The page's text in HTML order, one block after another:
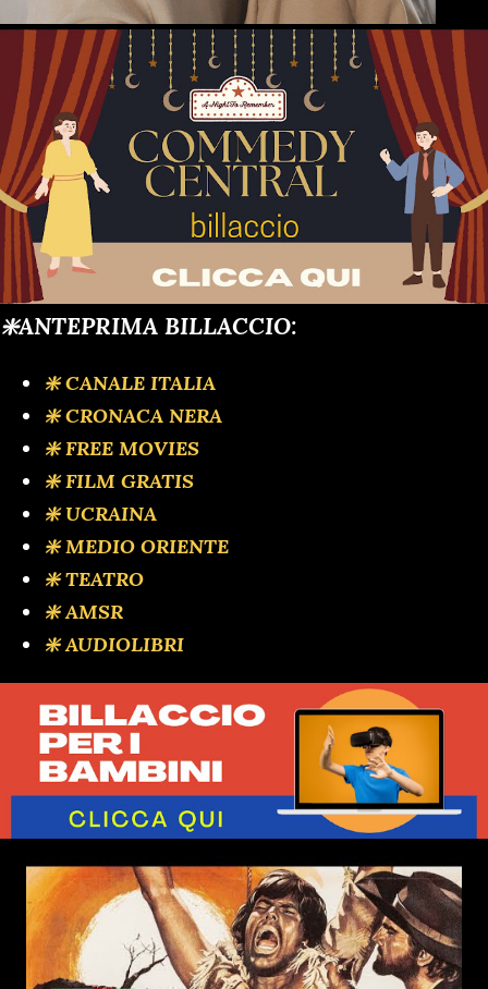
❇️ANTEPRIMA BILLACCIO:
❇️ CANALE ITALIA
❇️ CRONACA NERA
❇️ FREE MOVIES
❇️ FILM GRATIS
❇️ UCRAINA
❇️ MEDIO ORIENTE
❇️ TEATRO
❇️ AMSR
❇️ AUDIOLIBRI